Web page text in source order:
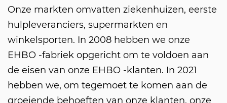
Onze markten omvatten ziekenhuizen, eerste
hulpleveranciers, supermarkten en
winkelsporten. In 2008 hebben we onze
EHBO -fabriek opgericht om te voldoen aan
de eisen van onze EHBO -klanten. In 2021
hebben we, om tegemoet te komen aan de
groeiende behoeften van onze klanten, onze